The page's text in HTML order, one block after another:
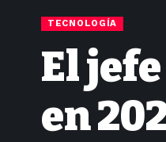
TECNOLOGÍA
El
en